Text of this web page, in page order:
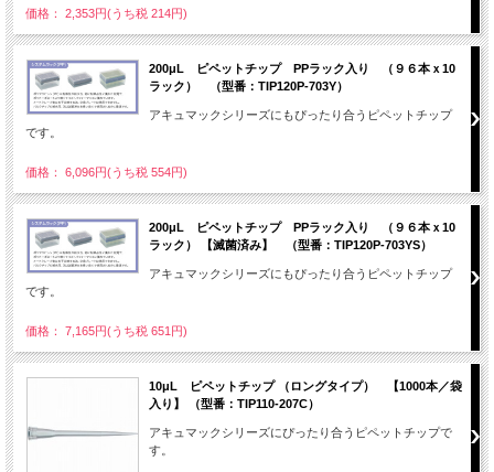
価格： 2,353円(うち税 214円)
200μL ピペットチップ PPラック入り （９６本ｘ10
ラック） （型番：TIP120P-703Y）
アキュマックシリーズにもぴったり合うピペットチップ
です。
価格： 6,096円(うち税 554円)
200μL ピペットチップ PPラック入り （９６本ｘ10
ラック） 【滅菌済み】 （型番：TIP120P-703YS）
アキュマックシリーズにもぴったり合うピペットチップ
です。
価格： 7,165円(うち税 651円)
10μL ピペットチップ （ロングタイプ） 【1000本／袋
入り】 （型番：TIP110-207C）
アキュマックシリーズにぴったり合うピペットチップで
す。